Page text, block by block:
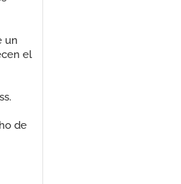
un
el
de